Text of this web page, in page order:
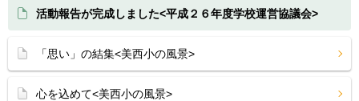
活動報告が完成しました<平成２６年度学校運営協議会>
「思い」の結集<美西小の風景>
心を込めて<美西小の風景>